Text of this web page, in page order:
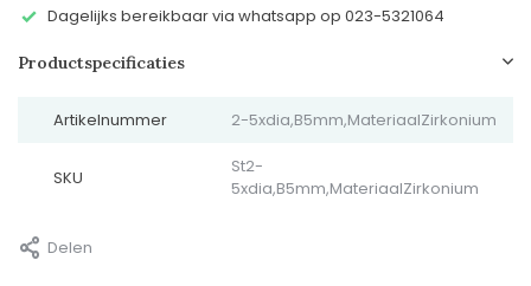
Dagelijks bereikbaar via whatsapp op 023-5321064
Productspecificaties
Artikelnummer 2-5xdia,B5mm,MateriaalZirkonium
SKU
St2-
5xdia,B5mm,MateriaalZirkonium
Delen